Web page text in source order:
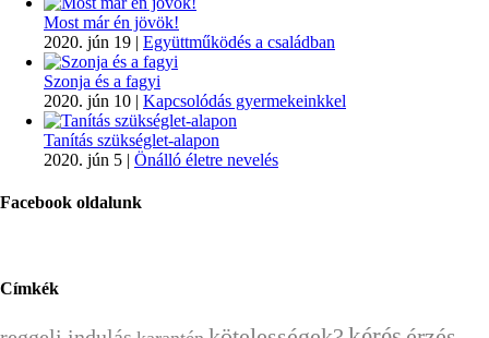
Most már én jövök!
2020. jún 19 | Együttműködés a családban
Szonja és a fagyi
2020. jún 10 | Kapcsolódás gyermekeinkkel
Tanítás szükséglet-alapon
2020. jún 5 | Önálló életre nevelés
Facebook oldalunk
Címkék